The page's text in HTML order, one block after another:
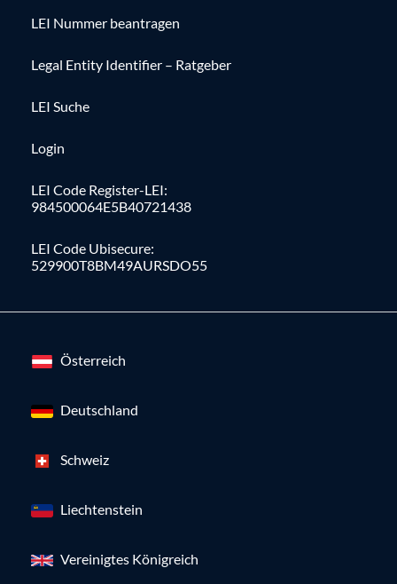
LEI Nummer beantragen
Legal Entity Identifier – Ratgeber
LEI Suche
Login
LEI Code Register-LEI:
984500064E5B40721438
LEI Code Ubisecure:
529900T8BM49AURSDO55
Österreich
Deutschland
Schweiz
Liechtenstein
Vereinigtes Königreich